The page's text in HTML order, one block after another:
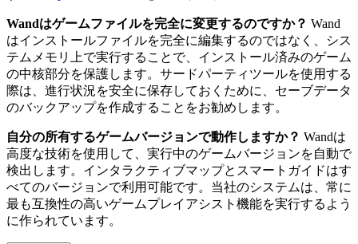
Wandはゲームファイルを完全に変更するのですか？ Wand
はインストールファイルを完全に編集するのではなく、シス
テムメモリ上で実行することで、インストール済みのゲーム
の中核部分を保護します。サードパーティツールを使用する
際は、進行状況を安全に保存しておくために、セーブデータ
のバックアップを作成することをお勧めします。
自分の所有するゲームバージョンで動作しますか？ Wandは
高度な技術を使用して、実行中のゲームバージョンを自動で
検出します。インタラクティブマップとスマートガイドはす
べてのバージョンで利用可能です。当社のシステムは、常に
最も互換性の高いゲームプレイアシスト機能を実行するよう
に作られています。